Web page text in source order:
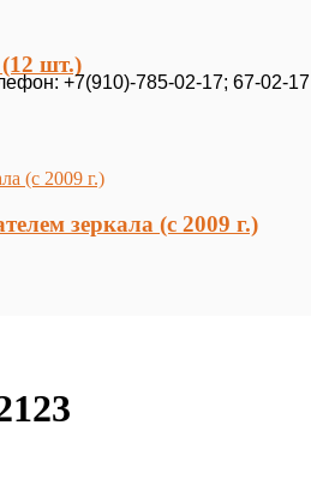
+7(910)-785-02-17; 67-02-17
шт.)
зеркала (c 2009 г.)